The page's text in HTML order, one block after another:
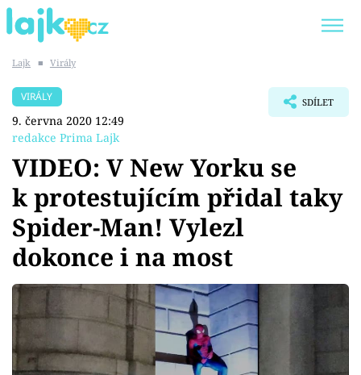
SHOPAHOLICADEL
Témata
Showbyznys
Youtubeři
Virály
Sex a vztahy
Lajk ■ Virály
VIRÁLY
9. června 2020 12:49
redakce Prima Lajk
SDÍLET
VIDEO: V New Yorku se
k protestujícím přidal taky
Spider-Man! Vylezl
dokonce i na most